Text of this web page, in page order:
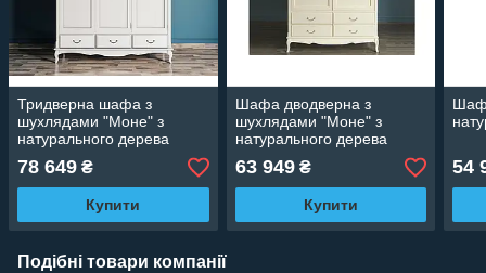
Тридверна шафа з
шухлядами "Моне" з
натурального дерева
78 649 ₴
Купити
Шафа дводверна з
шухлядами "Моне" з
натурального дерева
63 949₴
Купити
54
Подібні товари компанії